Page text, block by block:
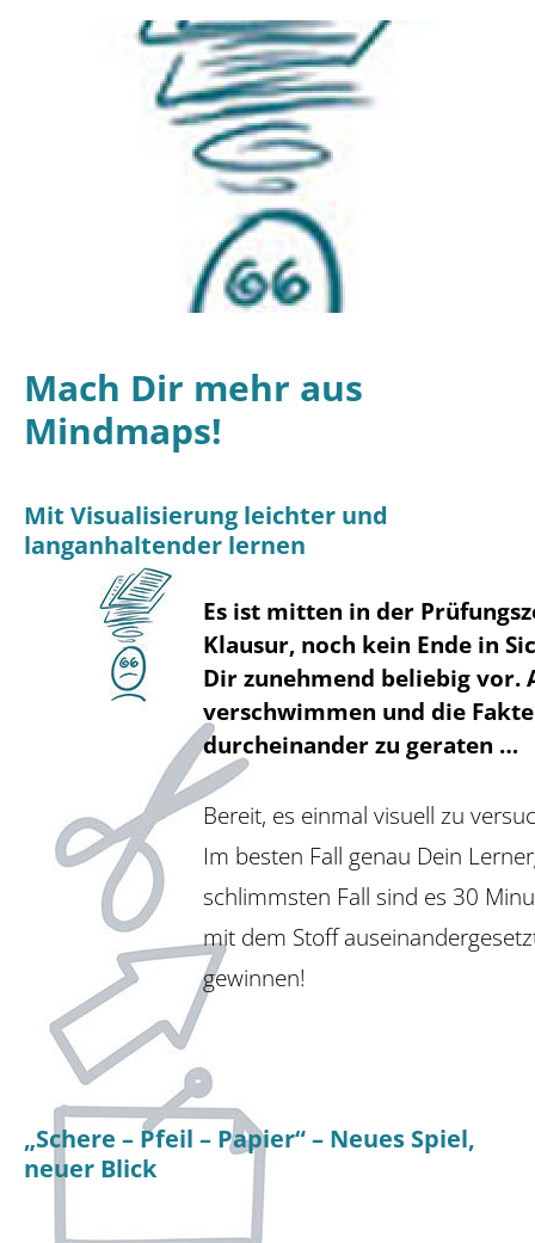
Mach Dir mehr aus
Mindmaps!
Mit Visualisierung leichter und
langanhaltender lernen
Es ist mitten in der
Klausur, noch kein Ende in
Dir zunehmend beliebig vor.
verschwimmen und die
durcheinander zu geraten …
Bereit, es einmal visuell zu
Im besten Fall genau Dein
schlimmsten Fall sind es 30
mit dem Stoff
gewinnen!
„Schere – Pfeil – Papier“ – Neues Spiel,
neuer Blick